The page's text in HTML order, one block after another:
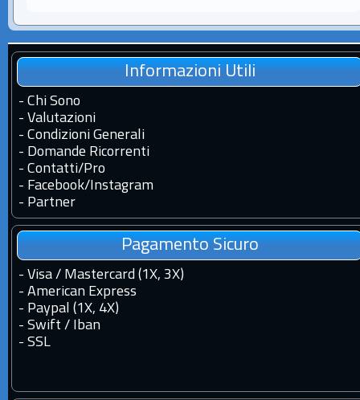
Informazioni Utili
- Chi Sono
- Valutazioni
- Condizioni Generali
- Domande Ricorrenti
- Contatti/Pro
- Facebook/Instagram
- Partner
Pagamento Sicuro
- Visa / Mastercard (1X, 3X)
- American Express
- Paypal (1X, 4X)
- Swift / Iban
- SSL